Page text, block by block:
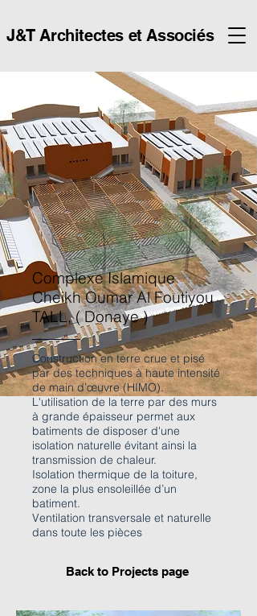
J&T Architectes et Associés
Complexe Islamique
Cheikh Oumar Al Foutiyou
TALL, ( Donaye )
Construction en terre crue et pisé
par des techniques à haute intensité
de main d’œuvre (HIMO).
L'utilisation de la terre par des murs
à grande épaisseur permet aux
batiments de disposer d'une
isolation naturelle évitant ainsi la
transmission de chaleur.
Isolation thermique de la toiture,
zone la plus ensoleillée d’un
batiment.
Ventilation transversale et naturelle
dans toute les pièces
Back to Projects page